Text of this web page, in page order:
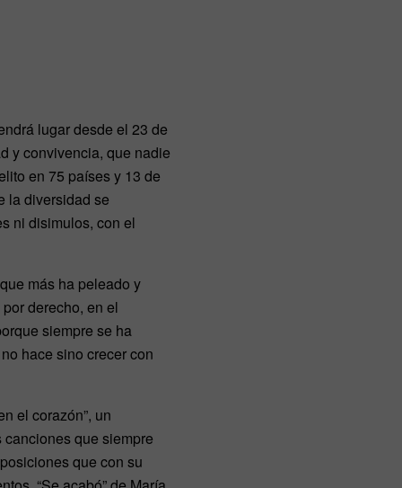
lugar desde el 23 de
y convivencia, que nadie
en 75 países y 13 de
la diversidad se
ni disimulos, con el
más ha peleado y
derecho, en el
siempre se ha
hace sino crecer con
el corazón”, un
canciones que siempre
que con su